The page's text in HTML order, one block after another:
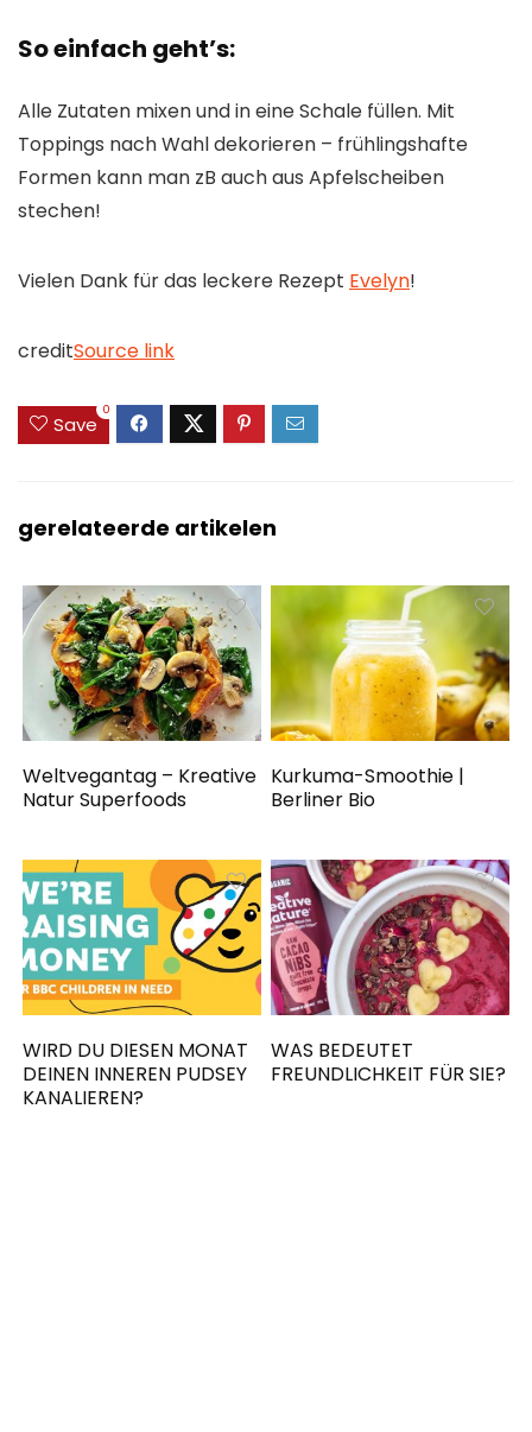
So einfach geht’s:
Alle Zutaten mixen und in eine Schale füllen. Mit
Toppings nach Wahl dekorieren – frühlingshafte
Formen kann man zB auch aus Apfelscheiben
stechen!
Vielen Dank für das leckere Rezept Evelyn!
creditSource link
Save
0
gerelateerde artikelen
Weltvegantag – Kreative
Natur Superfoods
Kurkuma-Smoothie |
Berliner Bio
WIRD DU DIESEN MONAT
DEINEN INNEREN PUDSEY
KANALIEREN?
WAS BEDEUTET
FREUNDLICHKEIT FÜR SIE?